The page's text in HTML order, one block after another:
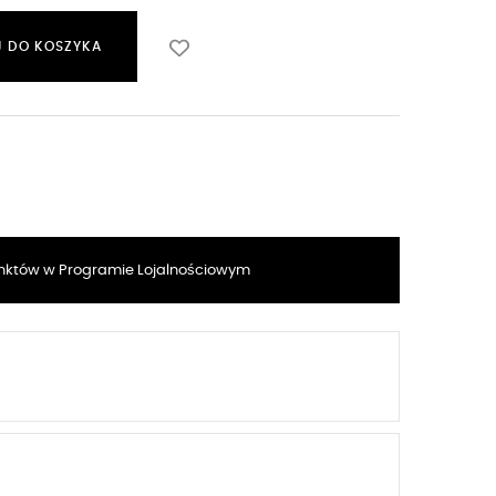
DO KOSZYKA
w Programie Lojalnościowym